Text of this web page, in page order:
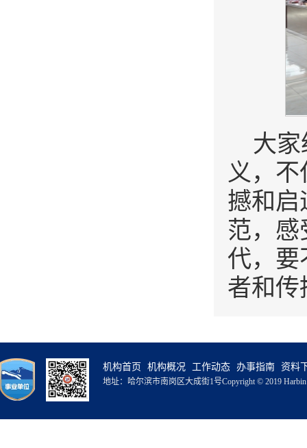
大
义，
撼和启
范，
代，要
者和传
机构首页 机构概况 工作动态 办事指南 资料
地址：哈尔滨市南岗区大成街1号Copyright © 2019